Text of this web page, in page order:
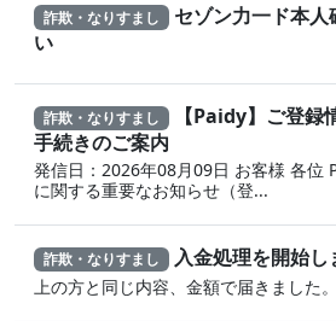
詐欺・なりすまし セゾン力一ド本人
い
詐欺・なりすまし 【P⁠a i‌dy】ご登 録
手​続きのご案内
発信日：2026年08月09日 お客様 各位
に関する重要なお知らせ（登‌...
詐欺・なりすまし 入金処理を開始し
上の方と同じ内容、金額で届きました。